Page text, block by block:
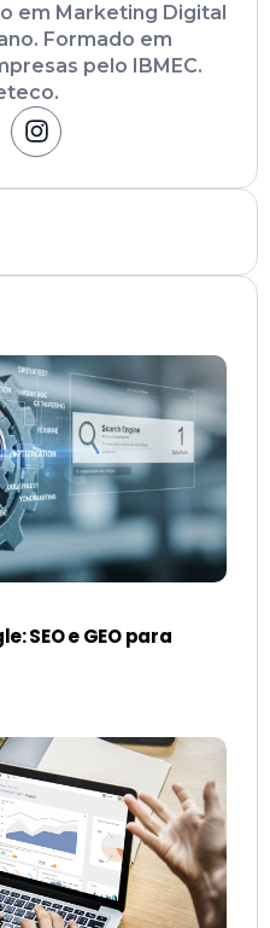
em Marketing Digital
Formado em
pelo IBMEC.
SEO e GEO para